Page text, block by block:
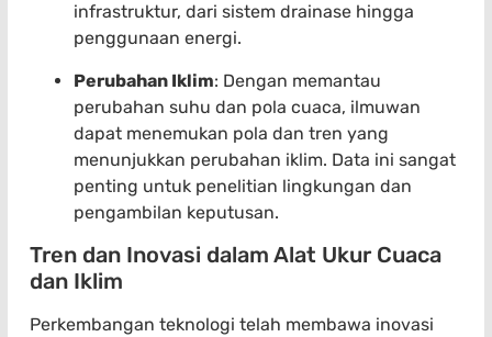
infrastruktur, dari sistem drainase hingga
penggunaan energi.
Perubahan Iklim: Dengan memantau
perubahan suhu dan pola cuaca, ilmuwan
dapat menemukan pola dan tren yang
menunjukkan perubahan iklim. Data ini sangat
penting untuk penelitian lingkungan dan
pengambilan keputusan.
Tren dan Inovasi dalam Alat Ukur Cuaca
dan Iklim
Perkembangan teknologi telah membawa inovasi